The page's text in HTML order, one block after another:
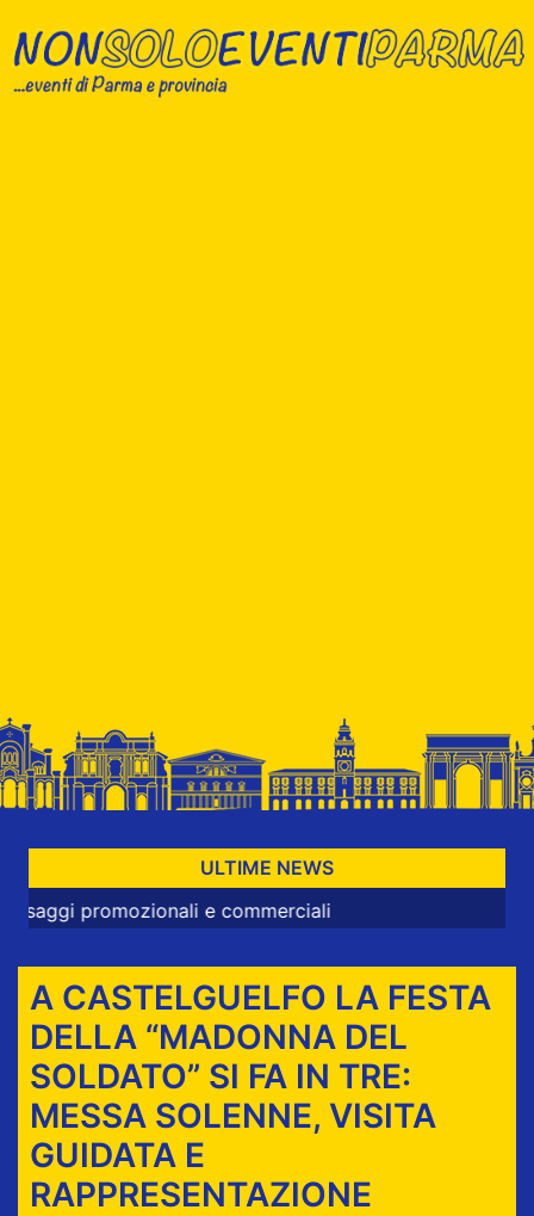
ULTIME NEWS
e commerciali
A CASTELGUELFO LA FESTA
DELLA “MADONNA DEL
SOLDATO” SI FA IN TRE:
MESSA SOLENNE, VISITA
GUIDATA E
RAPPRESENTAZIONE